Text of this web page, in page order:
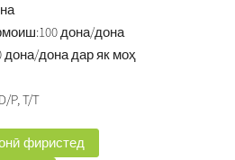
100 дона/дона
дона/дона дар як моҳ
P, T/T
фиристед